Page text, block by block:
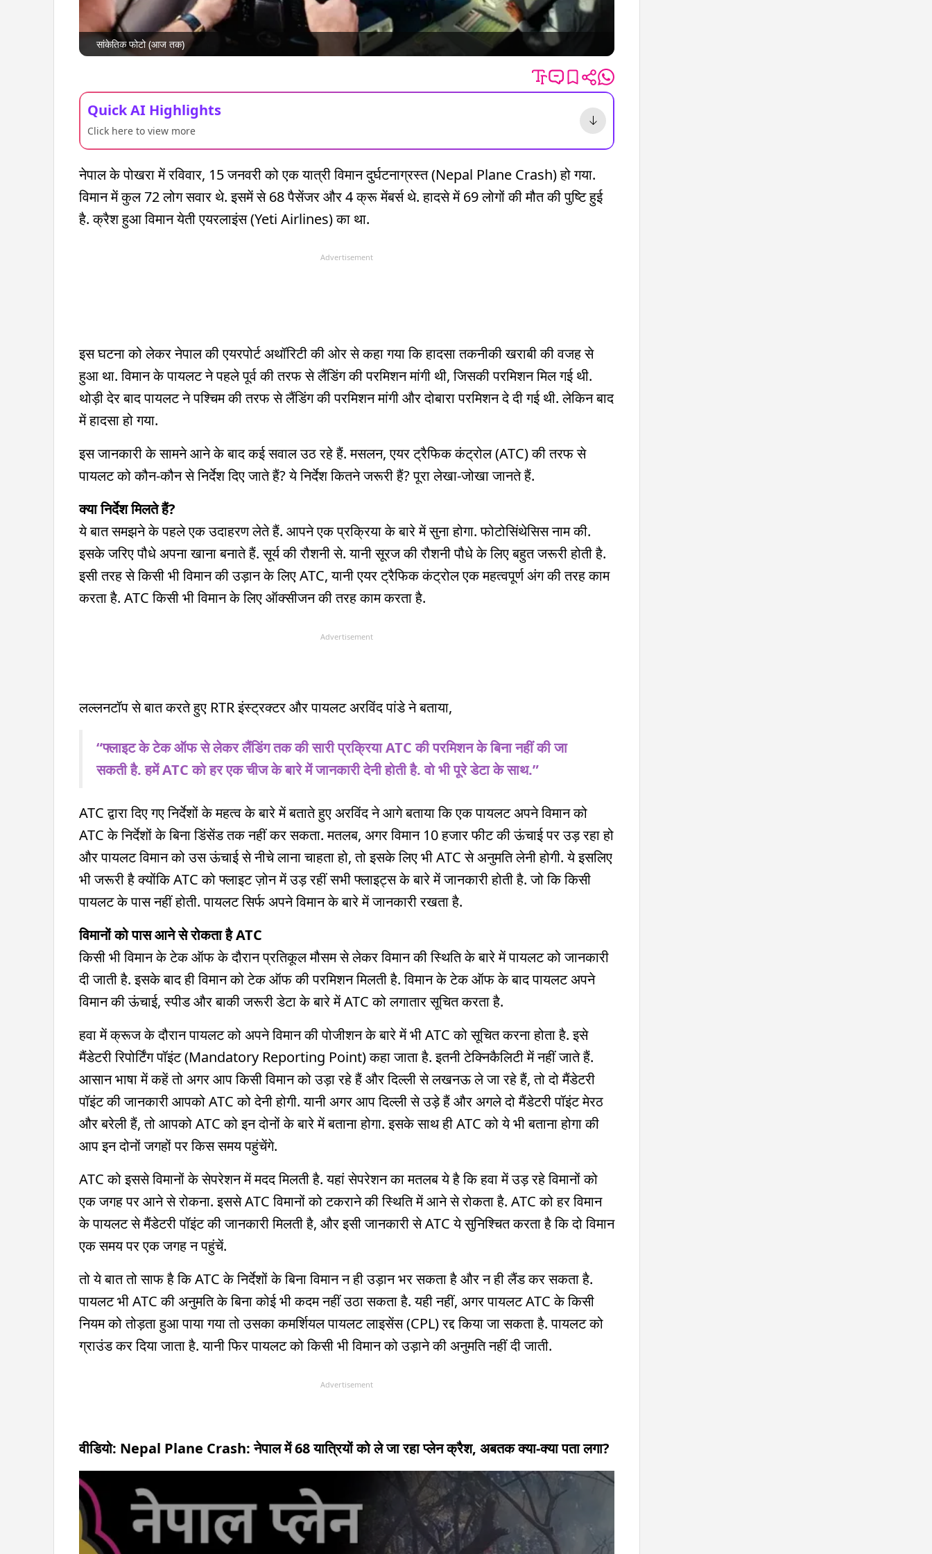
सांकेतिक फोटो (आज तक)
Quick AI Highlights
Click here to view more
नेपाल के पोखरा में रविवार, 15 जनवरी को एक यात्री विमान दुर्घटनाग्रस्त (Nepal Plane Crash) हो गया.
विमान में कुल 72 लोग सवार थे. इसमें से 68 पैसेंजर और 4 क्रू मेंबर्स थे. हादसे में 69 लोगों की मौत की पुष्टि हुई
है. क्रैश हुआ विमान येती एयरलाइंस (Yeti Airlines) का था.
Advertisement
इस घटना को लेकर नेपाल की एयरपोर्ट अथॉरिटी की ओर से कहा गया कि हादसा तकनीकी खराबी की वजह से
हुआ था. विमान के पायलट ने पहले पूर्व की तरफ से लैंडिंग की परमिशन मांगी थी, जिसकी परमिशन मिल गई थी.
थोड़ी देर बाद पायलट ने पश्चिम की तरफ से लैंडिंग की परमिशन मांगी और दोबारा परमिशन दे दी गई थी. लेकिन बाद
में हादसा हो गया.
इस जानकारी के सामने आने के बाद कई सवाल उठ रहे हैं. मसलन, एयर ट्रैफिक कंट्रोल (ATC) की तरफ से
पायलट को कौन-कौन से निर्देश दिए जाते हैं? ये निर्देश कितने जरूरी हैं? पूरा लेखा-जोखा जानते हैं.
क्या निर्देश मिलते हैं?
ये बात समझने के पहले एक उदाहरण लेते हैं. आपने एक प्रक्रिया के बारे में सुना होगा. फोटोसिंथेसिस नाम की.
इसके जरिए पौधे अपना खाना बनाते हैं. सूर्य की रौशनी से. यानी सूरज की रौशनी पौधे के लिए बहुत जरूरी होती है.
इसी तरह से किसी भी विमान की उड़ान के लिए ATC, यानी एयर ट्रैफिक कंट्रोल एक महत्वपूर्ण अंग की तरह काम
करता है. ATC किसी भी विमान के लिए ऑक्सीजन की तरह काम करता है.
Advertisement
लल्लनटॉप से बात करते हुए RTR इंस्ट्रक्टर और पायलट अरविंद पांडे ने बताया,
“फ्लाइट के टेक ऑफ से लेकर लैंडिंग तक की सारी प्रक्रिया ATC की परमिशन के बिना नहीं की जा
सकती है. हमें ATC को हर एक चीज के बारे में जानकारी देनी होती है. वो भी पूरे डेटा के साथ.”
ATC द्वारा दिए गए निर्देशों के महत्व के बारे में बताते हुए अरविंद ने आगे बताया कि एक पायलट अपने विमान को
ATC के निर्देशों के बिना डिंसेंड तक नहीं कर सकता. मतलब, अगर विमान 10 हजार फीट की ऊंचाई पर उड़ रहा हो
और पायलट विमान को उस ऊंचाई से नीचे लाना चाहता हो, तो इसके लिए भी ATC से अनुमति लेनी होगी. ये इसलिए
भी जरूरी है क्योंकि ATC को फ्लाइट ज़ोन में उड़ रहीं सभी फ्लाइट्स के बारे में जानकारी होती है. जो कि किसी
पायलट के पास नहीं होती. पायलट सिर्फ अपने विमान के बारे में जानकारी रखता है.
विमानों को पास आने से रोकता है ATC
किसी भी विमान के टेक ऑफ के दौरान प्रतिकूल मौसम से लेकर विमान की स्थिति के बारे में पायलट को जानकारी
दी जाती है. इसके बाद ही विमान को टेक ऑफ की परमिशन मिलती है. विमान के टेक ऑफ के बाद पायलट अपने
विमान की ऊंचाई, स्पीड और बाकी जरूरी डेटा के बारे में ATC को लगातार सूचित करता है.
हवा में क्रूज के दौरान पायलट को अपने विमान की पोजीशन के बारे में भी ATC को सूचित करना होता है. इसे
मैंडेटरी रिपोर्टिंग पॉइंट (Mandatory Reporting Point) कहा जाता है. इतनी टेक्निकैलिटी में नहीं जाते हैं.
आसान भाषा में कहें तो अगर आप किसी विमान को उड़ा रहे हैं और दिल्ली से लखनऊ ले जा रहे हैं, तो दो मैंडेटरी
पॉइंट की जानकारी आपको ATC को देनी होगी. यानी अगर आप दिल्ली से उड़े हैं और अगले दो मैंडेटरी पॉइंट मेरठ
और बरेली हैं, तो आपको ATC को इन दोनों के बारे में बताना होगा. इसके साथ ही ATC को ये भी बताना होगा की
आप इन दोनों जगहों पर किस समय पहुंचेंगे.
ATC को इससे विमानों के सेपरेशन में मदद मिलती है. यहां सेपरेशन का मतलब ये है कि हवा में उड़ रहे विमानों को
एक जगह पर आने से रोकना. इससे ATC विमानों को टकराने की स्थिति में आने से रोकता है. ATC को हर विमान
के पायलट से मैंडेटरी पॉइंट की जानकारी मिलती है, और इसी जानकारी से ATC ये सुनिश्चित करता है कि दो विमान
एक समय पर एक जगह न पहुंचें.
तो ये बात तो साफ है कि ATC के निर्देशों के बिना विमान न ही उड़ान भर सकता है और न ही लैंड कर सकता है.
पायलट भी ATC की अनुमति के बिना कोई भी कदम नहीं उठा सकता है. यही नहीं, अगर पायलट ATC के किसी
नियम को तोड़ता हुआ पाया गया तो उसका कमर्शियल पायलट लाइसेंस (CPL) रद्द किया जा सकता है. पायलट को
ग्राउंड कर दिया जाता है. यानी फिर पायलट को किसी भी विमान को उड़ाने की अनुमति नहीं दी जाती.
Advertisement
वीडियो: Nepal Plane Crash: नेपाल में 68 यात्रियों को ले जा रहा प्लेन क्रैश, अबतक क्या-क्या पता लगा?